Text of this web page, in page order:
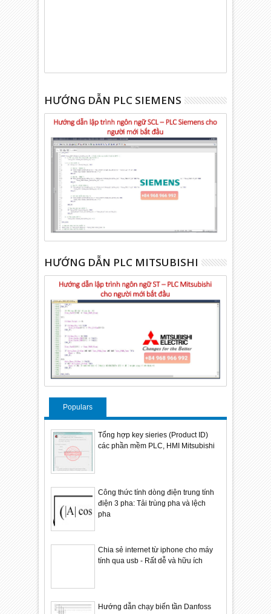
HƯỚNG DẪN PLC SIEMENS
HƯỚNG DẪN PLC MITSUBISHI
Populars
Tổng hợp key sieries (Product ID)
các phần mềm PLC, HMI Mitsubishi
Công thức tính dòng điện trung tính
điện 3 pha: Tải trùng pha và lệch
pha
Chia sẻ internet từ iphone cho máy
tính qua usb - Rất dễ và hữu ích
Hướng dẫn chạy biến tần Danfoss